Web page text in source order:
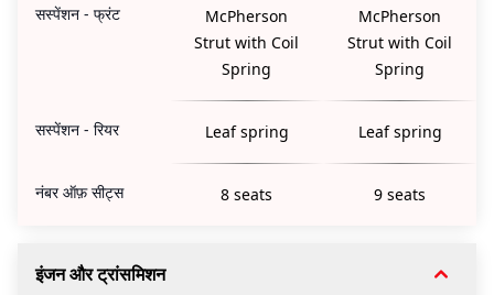
सस्पेंशन - फ्रंट
McPherson
Strut with Coil
Spring
McPherson
Strut with Coil
Spring
सस्पेंशन - रियर Leaf spring Leaf spring
नंबर ऑफ़ सीट्स 8 seats 9 seats
इंजन और ट्रांसमिशन